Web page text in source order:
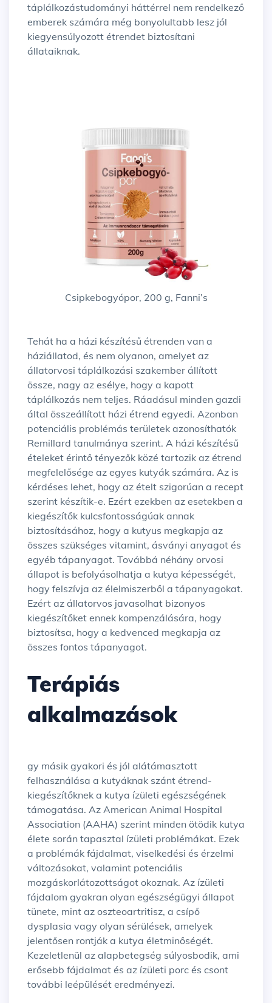
táplálkozástudományi háttérrel nem rendelkező
emberek számára még bonyolultabb lesz jól
kiegyensúlyozott étrendet biztosítani
állataiknak.
Csipkebogyópor, 200 g, Fanni’s
Tehát ha a házi készítésű étrenden van a
háziállatod, és nem olyanon, amelyet az
állatorvosi táplálkozási szakember állított
össze, nagy az esélye, hogy a kapott
táplálkozás nem teljes. Ráadásul minden gazdi
által összeállított házi étrend egyedi. Azonban
potenciális problémás területek azonosíthatók
Remillard tanulmánya szerint. A házi készítésű
ételeket érintő tényezők közé tartozik az étrend
megfelelősége az egyes kutyák számára. Az is
kérdéses lehet, hogy az ételt szigorúan a recept
szerint készítik-e. Ezért ezekben az esetekben a
kiegészítők kulcsfontosságúak annak
biztosításához, hogy a kutyus megkapja az
összes szükséges vitamint, ásványi anyagot és
egyéb tápanyagot. Továbbá néhány orvosi
állapot is befolyásolhatja a kutya képességét,
hogy felszívja az élelmiszerből a tápanyagokat.
Ezért az állatorvos javasolhat bizonyos
kiegészítőket ennek kompenzálására, hogy
biztosítsa, hogy a kedvenced megkapja az
összes fontos tápanyagot.
Terápiás
alkalmazások
gy másik gyakori és jól alátámasztott
felhasználása a kutyáknak szánt étrend-
kiegészítőknek a kutya ízületi egészségének
támogatása. Az American Animal Hospital
Association (AAHA) szerint minden ötödik kutya
élete során tapasztal ízületi problémákat. Ezek
a problémák fájdalmat, viselkedési és érzelmi
változásokat, valamint potenciális
mozgáskorlátozottságot okoznak. Az ízületi
fájdalom gyakran olyan egészségügyi állapot
tünete, mint az oszteoartritisz, a csípő
dysplasia vagy olyan sérülések, amelyek
jelentősen rontják a kutya életminőségét.
Kezeletlenül az alapbetegség súlyosbodik, ami
erősebb fájdalmat és az ízületi porc és csont
további leépülését eredményezi.